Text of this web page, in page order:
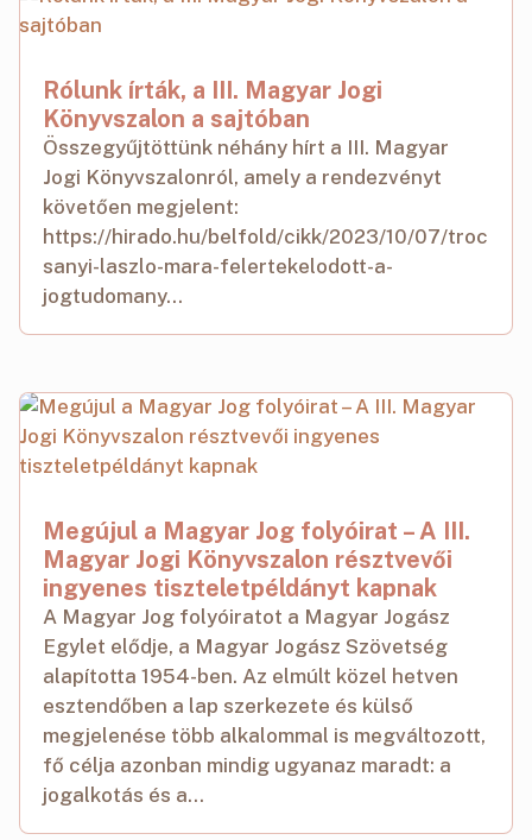
Rólunk írták, a III. Magyar Jogi
Könyvszalon a sajtóban
Összegyűjtöttünk néhány hírt a III. Magyar
Jogi Könyvszalonról, amely a rendezvényt
követően megjelent:
https://hirado.hu/belfold/cikk/2023/10/07/troc
sanyi-laszlo-mara-felertekelodott-a-
jogtudomany...
Megújul a Magyar Jog folyóirat – A III.
Magyar Jogi Könyvszalon résztvevői
ingyenes tiszteletpéldányt kapnak
A Magyar Jog folyóiratot a Magyar Jogász
Egylet elődje, a Magyar Jogász Szövetség
alapította 1954-ben. Az elmúlt közel hetven
esztendőben a lap szerkezete és külső
megjelenése több alkalommal is megváltozott,
fő célja azonban mindig ugyanaz maradt: a
jogalkotás és a...